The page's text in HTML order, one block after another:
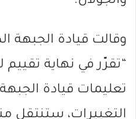
وقالت قيادة الجبهة
“تقرّر في نهاية
تعليمات قيادة
التغييرات، ستنتقل